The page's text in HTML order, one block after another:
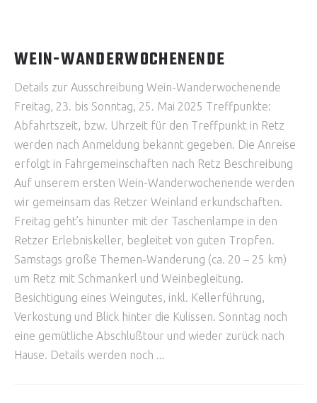
WEIN-WANDERWOCHENENDE
Details zur Ausschreibung Wein-Wanderwochenende
Freitag, 23. bis Sonntag, 25. Mai 2025 Treffpunkte:
Abfahrtszeit, bzw. Uhrzeit für den Treffpunkt in Retz
werden nach Anmeldung bekannt gegeben. Die Anreise
erfolgt in Fahrgemeinschaften nach Retz Beschreibung
Auf unserem ersten Wein-Wanderwochenende werden
wir gemeinsam das Retzer Weinland erkundschaften.
Freitag geht’s hinunter mit der Taschenlampe in den
Retzer Erlebniskeller, begleitet von guten Tropfen.
Samstags große Themen-Wanderung (ca. 20 – 25 km)
um Retz mit Schmankerl und Weinbegleitung.
Besichtigung eines Weingutes, inkl. Kellerführung,
Verkostung und Blick hinter die Kulissen. Sonntag noch
eine gemütliche Abschlußtour und wieder zurück nach
Hause. Details werden noch